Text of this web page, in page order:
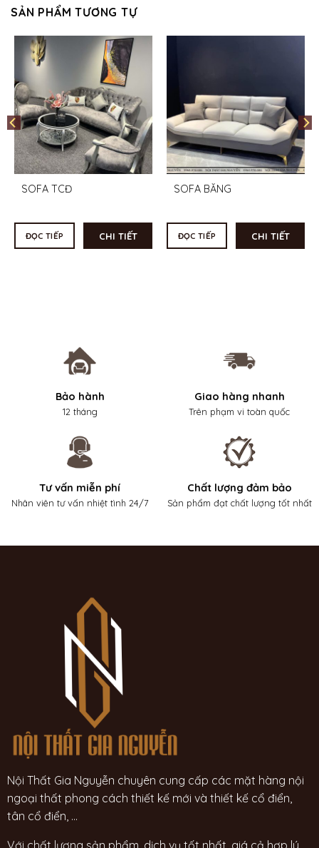
SẢN PHẨM TƯƠNG TỰ
SOFA TCĐ
ĐỌC TIẾP CHI TIẾT
SOFA BĂNG
ĐỌC TIẾP CHI TIẾT
Bảo hành
12 tháng
Giao hàng nhanh
Trên phạm vi toàn quốc
Tư vấn miễn phí
Nhân viên tư vấn nhiệt tình 24/7
Chất lượng đảm bảo
Sản phẩm đạt chất lượng tốt nhất
Nội Thất Gia Nguyễn chuyên cung cấp các mặt hàng nội
ngoại thất phong cách thiết kế mới và thiết kế cổ điển,
tân cổ điển, ...
Với chất lượng sản phẩm, dịch vụ tốt nhất, giá cả hợp lý